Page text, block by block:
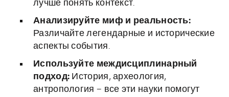
лучше понять контекст.
Анализируйте миф и реальность:
Различайте легендарные и исторические
аспекты события.
Используйте междисциплинарный
подход: История, археология,
антропология – все эти науки помогут